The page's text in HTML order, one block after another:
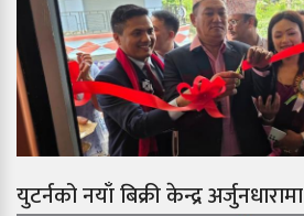
युटर्नको नयाँ बिक्री केन्द्र अर्जुनधारामा